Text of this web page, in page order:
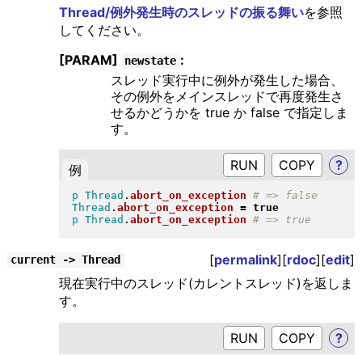
Thread/例外発生時のスレッドの振る舞いを参照
してください。
[PARAM]
newstate :
スレッド実行中に例外が発生した場合、
その例外をメインスレッドで再度発生さ
せるかどうかを true か false で指定しま
す。
例 RUN ?
p Thread . abort_on_exception
Thread . abort_on_exception = true
p Thread . abort_on_exception
current -> Thread [permalink][rdoc][edit]
現在実行中のスレッド(カレントスレッド)を返しま
す。
RUN ?